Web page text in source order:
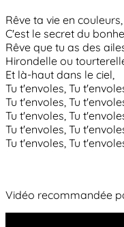
Rêve ta vie en couleurs,
C'est le secret du
Rêve que tu as des
Hirondelle ou
Et là-haut dans le ciel,
Tu t'envoles, Tu
Tu t'envoles, Tu
Tu t'envoles, Tu
Tu t'envoles, Tu
Tu t'envoles, Tu
Vidéo recommandée